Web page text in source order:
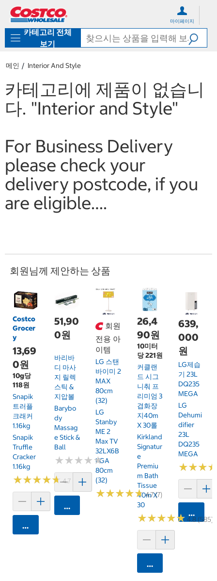
로
기
가
마이페이지
카테고리 전체
보기
메인 Interior And Style
카테고리에 제품이 없습니
다. "Interior and Style"
For Business Delivery
please check your
delivery postcode, if you
are eligible….
회원님께 제안하는 상품
Costco
Grocer
y
13,69
0원
10g당
118원
Snapik
트러플
크래커
1.16kg
Snapik
Truffle
Cracker
1.16kg
★★★★★
★★★★★4.7 (159)
카트에 담기
51,90
0원
바리바
디 마사
지 릴렉
스틱 &
지압볼
Barybo
Dy
Massag
E Stick &
Ball
★★★★★
★★★★★
카트에 담기
회원
전용 아
이템
LG 스탠
바이미 2
MAX
80cm
(32)
LG
Stanby
ME 2
Max TV
32LX6B
KGA
80cm
(32)
★★★★★
★★★★★4.7 (7)
26,4
90원
10미터
당 221원
커클랜
드 시그
니춰 프
리미엄 3
겹화장
지40m
X 30롤
Kirkland
Signatur
E
Premiu
M Bath
Tissue
40m X
30
★★★★★
★★★★★ 4.8 (585)
카트에 담기
639,
000
원
LG제습
기 23L
DQ235
MEGA
LG
Dehumi
Difier
23L
DQ235
MEGA
★★★
★★★
카트에